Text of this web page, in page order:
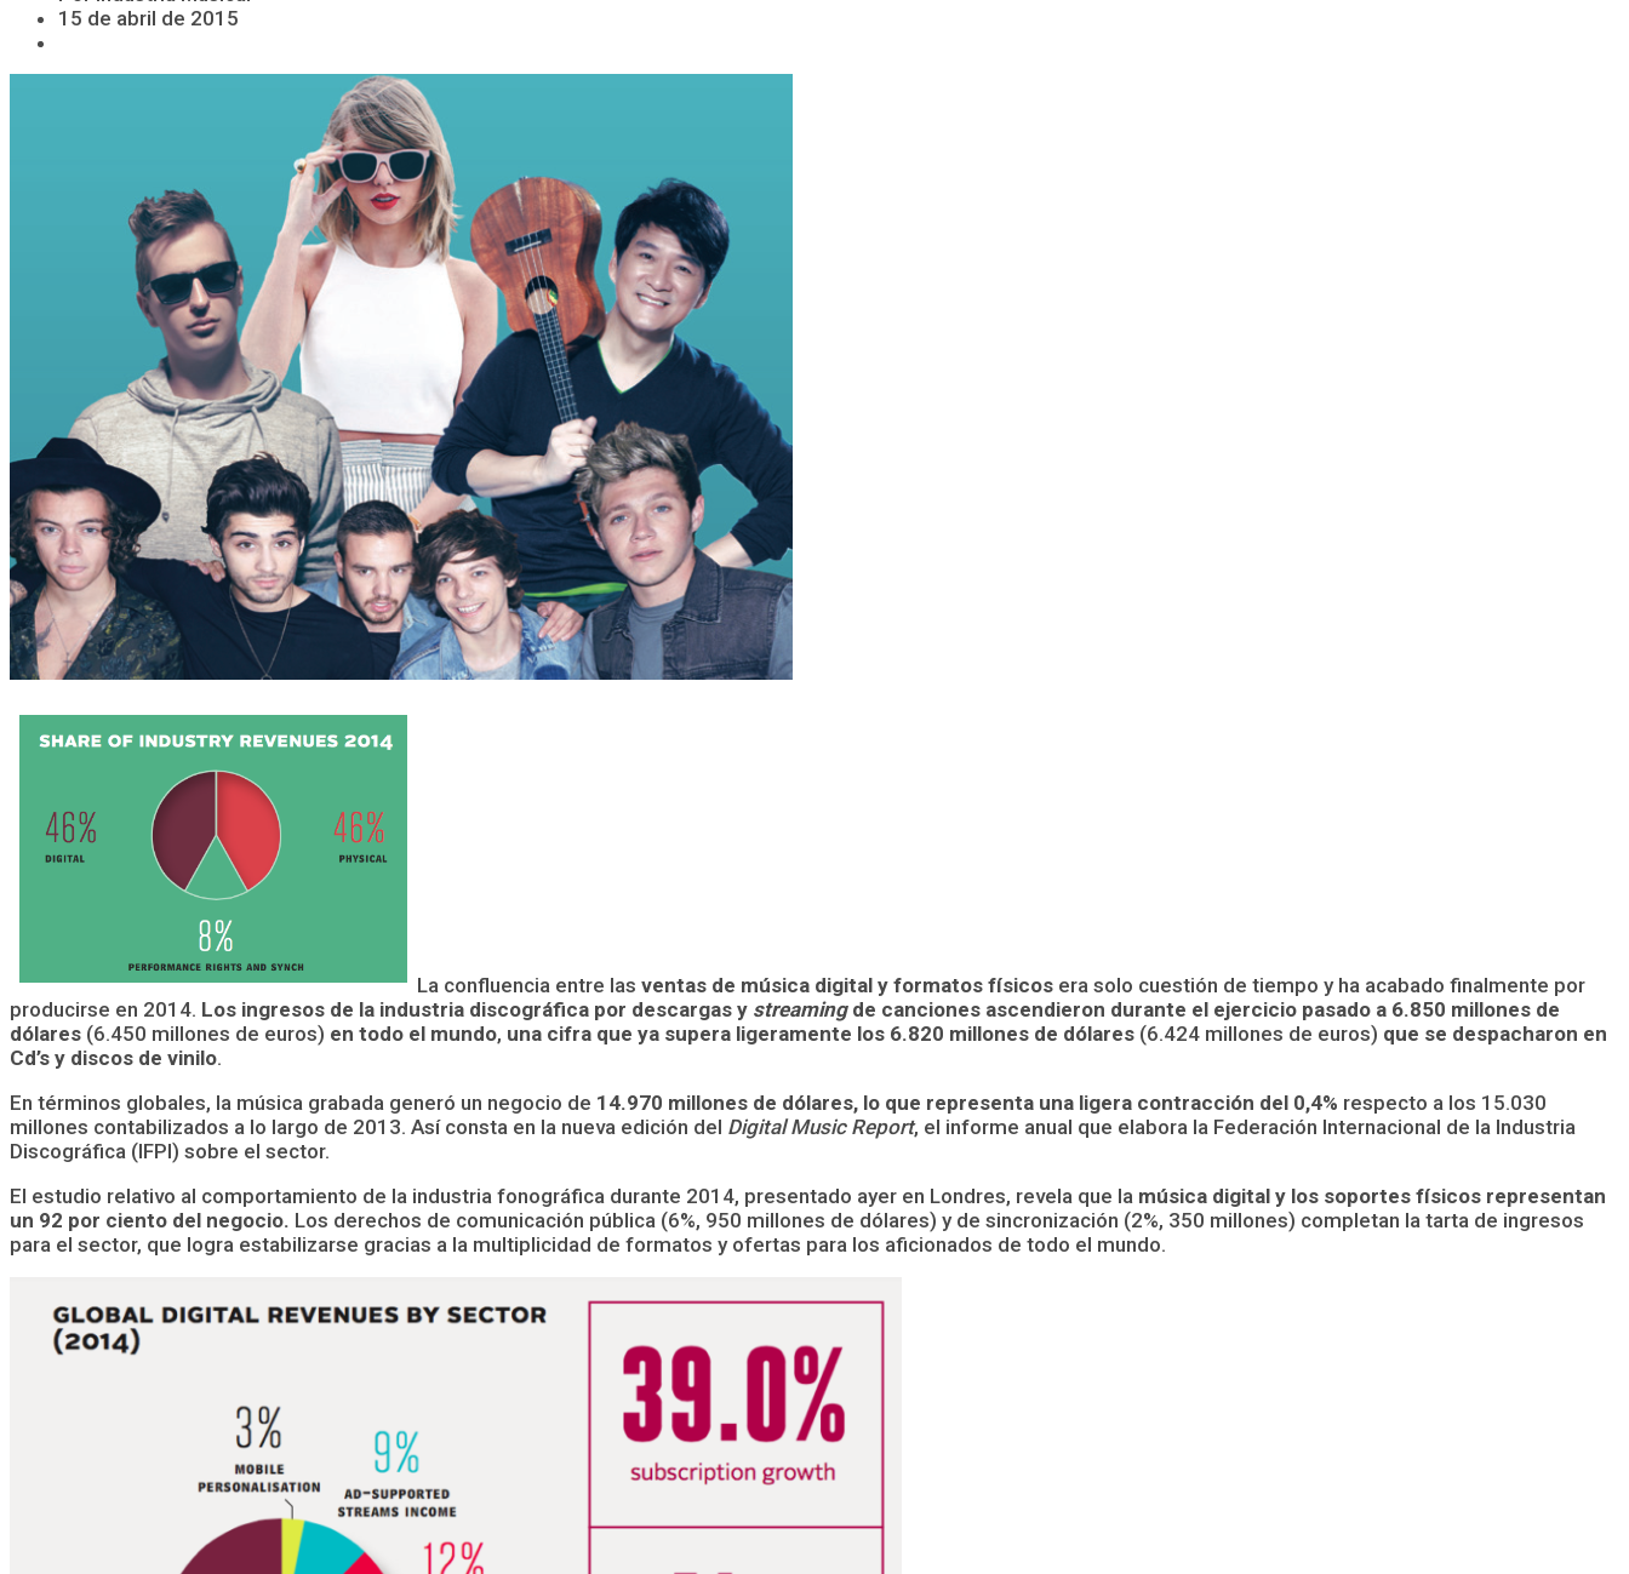
15 de abril de 2015
La confluencia entre las ventas de música digital y formatos físicos era solo cuestión de tiempo y ha acabado finalmente por
producirse en 2014. Los ingresos de la industria discográfica por descargas y streamingde canciones ascendieron durante el ejercicio pasado a 6.850 millones de
dólares (6.450 millones de euros) en todo el mundo, una cifra que ya supera ligeramente los 6.820 millones de dólares (6.424 millones de euros) que se despacharon en
Cd’s y discos de vinilo.
En términos globales, la música grabada generó un negocio de 14.970 millones de dólares, lo que representa una ligera contracción del 0,4% respecto a los 15.030
millones contabilizados a lo largo de 2013. Así consta en la nueva edición del Digital Music Report, el informe anual que elabora la Federación Internacional de la Industria
Discográfica (IFPI) sobre el sector.
El estudio relativo al comportamiento de la industria fonográfica durante 2014, presentado ayer en Londres, revela que la música digital y los soportes físicos representan
un 92 por ciento del negocio. Los derechos de comunicación pública (6%, 950 millones de dólares) y de sincronización (2%, 350 millones) completan la tarta de ingresos
para el sector, que logra estabilizarse gracias a la multiplicidad de formatos y ofertas para los aficionados de todo el mundo.